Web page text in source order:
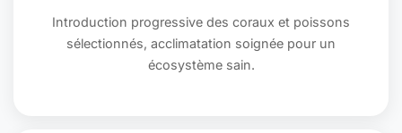
Introduction progressive des coraux et poissons
sélectionnés, acclimatation soignée pour un
écosystème sain.